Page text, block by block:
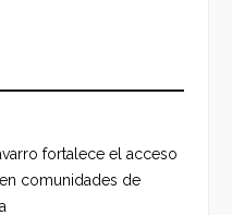
fortalece el acceso
comunidades de